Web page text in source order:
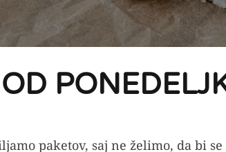
paketov, saj ne želimo, da bi